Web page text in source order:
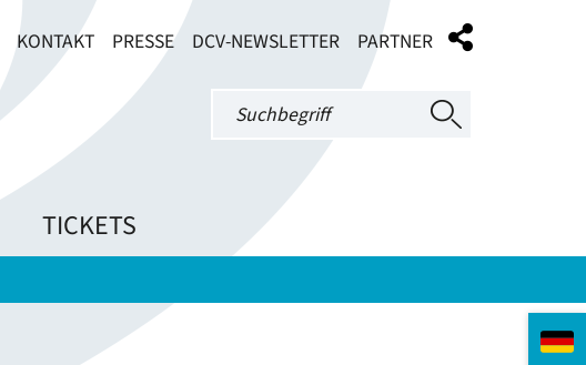
KONTAKT PRESSE DCV-NEWSLETTER PARTNER
TICKETS